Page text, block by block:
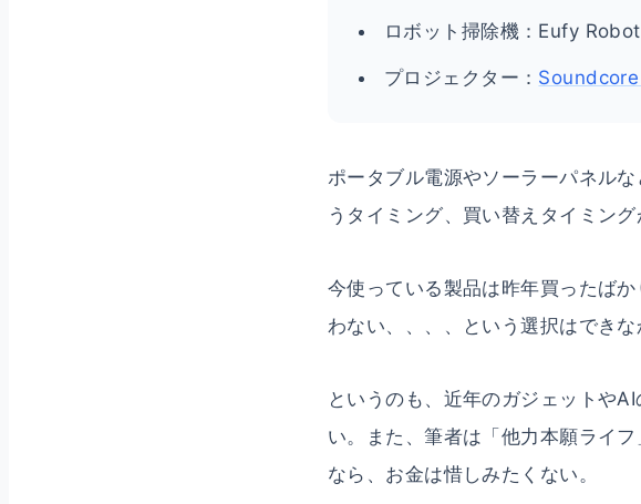
ロボット掃除機：Eufy
プロジェクター：
ポータブル電源やソーラーパネル
うタイミング、買い替えタイミング
今使っている製品は昨年買ったば
わない、、、、という選択はできな
というのも、近年のガジェットや
い。また、筆者は「他力本願ライ
なら、お金は惜しみたくない。